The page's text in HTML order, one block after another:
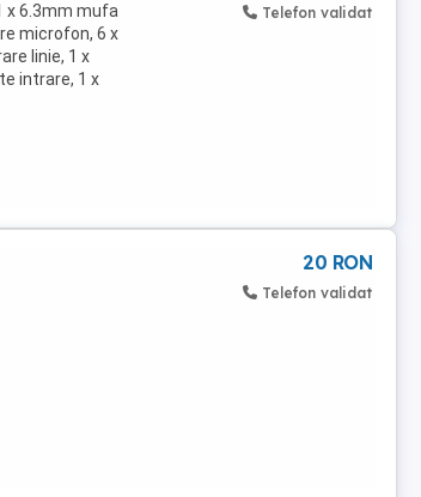
x 6.3mm mufa
microfon, 6 x
linie, 1 x
intrare, 1 x
Telefon validat
20 RON
Telefon validat